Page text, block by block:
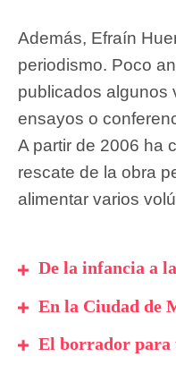
Además, Efraín
periodismo. Poco
publicados algunos
ensayos o
A partir de 2006 ha
rescate de la obra
alimentar varios
De la infancia a
En la Ciudad de
El borrador para